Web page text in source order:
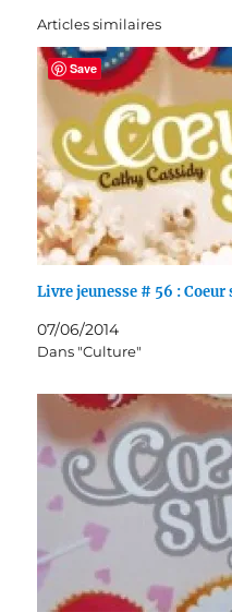
Articles similaires
Livre jeunesse # 56 : Coeur
07/06/2014
Dans "Culture"
Save